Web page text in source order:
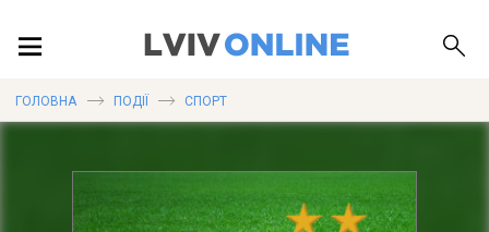
ГОЛОВНА ПОДІЇ СПОРТ